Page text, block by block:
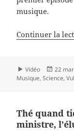
musique.
Continuer la
Format
Vidéo
Publié
le
22
Musique,Science,
Thé quand
ministre,